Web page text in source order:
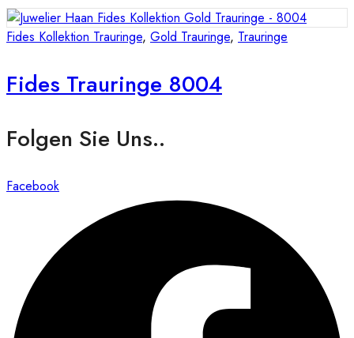
Fides Kollektion Trauringe, Gold Trauringe, Trauringe
Fides Trauringe 8004
Folgen Sie Uns..
Facebook